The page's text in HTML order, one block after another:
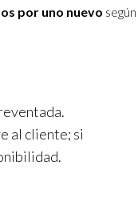
por uno nuevo según
al cliente; si